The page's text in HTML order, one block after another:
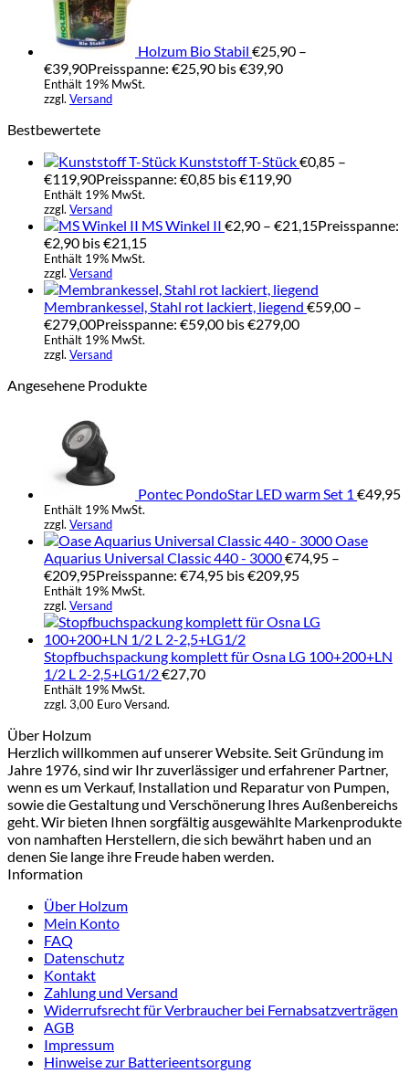
Holzum Bio Stabil €25,90 –
€39,90Preisspanne: €25,90 bis €39,90
Enthält 19% MwSt.
zzgl. Versand
Bestbewertete
Kunststoff T-Stück€0,85 –
€119,90Preisspanne: €0,85 bis €119,90
Enthält 19% MwSt.
zzgl. Versand
MS Winkel II €2,90 – €21,15Preisspanne:
€2,90 bis €21,15
Enthält 19% MwSt.
zzgl. Versand
Membrankessel, Stahl rot lackiert, liegend €59,00 –
€279,00Preisspanne: €59,00 bis €279,00
Enthält 19% MwSt.
zzgl. Versand
Angesehene Produkte
Pontec PondoStar LED warm Set 1 €49,95
Enthält 19% MwSt.
zzgl. Versand
Oase
Aquarius Universal Classic 440 - 3000€74,95 –
€209,95Preisspanne: €74,95 bis €209,95
Enthält 19% MwSt.
zzgl. Versand
Stopfbuchspackung komplett für Osna LG 100+200+LN
1/2 L 2-2,5+LG1/2€27,70
Enthält 19% MwSt.
zzgl. 3,00 Euro Versand.
Über Holzum
Herzlich willkommen auf unserer Website. Seit Gründung im
Jahre 1976, sind wir Ihr zuverlässiger und erfahrener Partner,
wenn es um Verkauf, Installation und Reparatur von Pumpen,
sowie die Gestaltung und Verschönerung Ihres Außenbereichs
geht. Wir bieten Ihnen sorgfältig ausgewählte Markenprodukte
von namhaften Herstellern, die sich bewährt haben und an
denen Sie lange ihre Freude haben werden.
Information
Über Holzum
Mein Konto
FAQ
Datenschutz
Kontakt
Zahlung und Versand
Widerrufsrecht für Verbraucher bei Fernabsatzverträgen
AGB
Impressum
Hinweise zur Batterieentsorgung